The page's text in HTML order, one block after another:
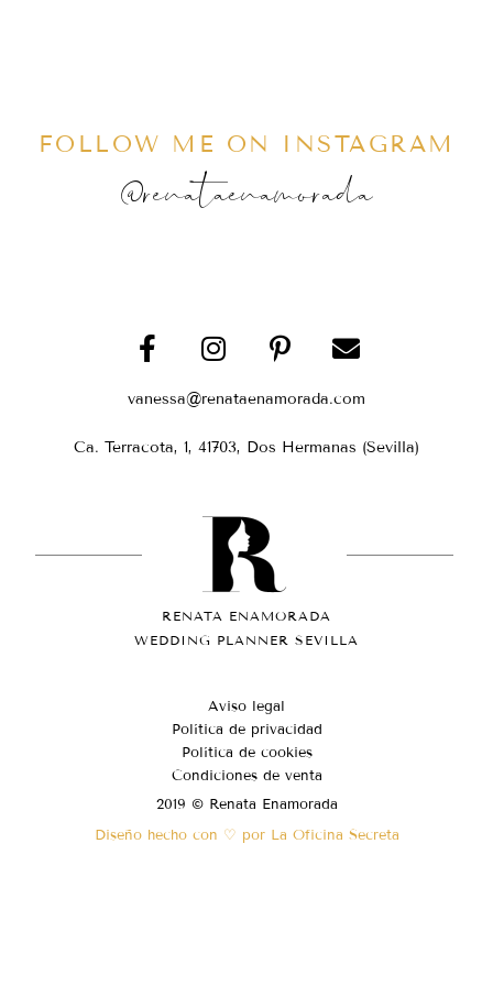
FOLLOW ME ON INSTAGRAM
@renataenamorada
vanessa@renataenamorada.com
Ca. Terracota, 1, 41703, Dos Hermanas (Sevilla)
RENATA ENAMORADA
WEDDING PLANNER SEVILLA
Aviso legal
Política de privacidad
Política de cookies
Condiciones de venta
2019 © Renata Enamorada
Diseño hecho con ♡ por La Oficina Secreta